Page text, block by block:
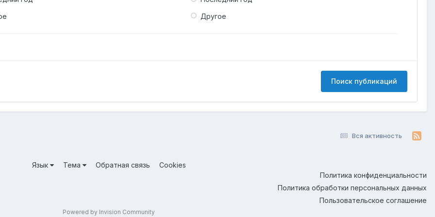
Другое
Поиск публикаций
Вся активность
Язык Тема Обратная связь
Cookies
Политика конфиденциальности
Политика обработки персональных данных
Пользовательское соглашение
Powered by Invision Community